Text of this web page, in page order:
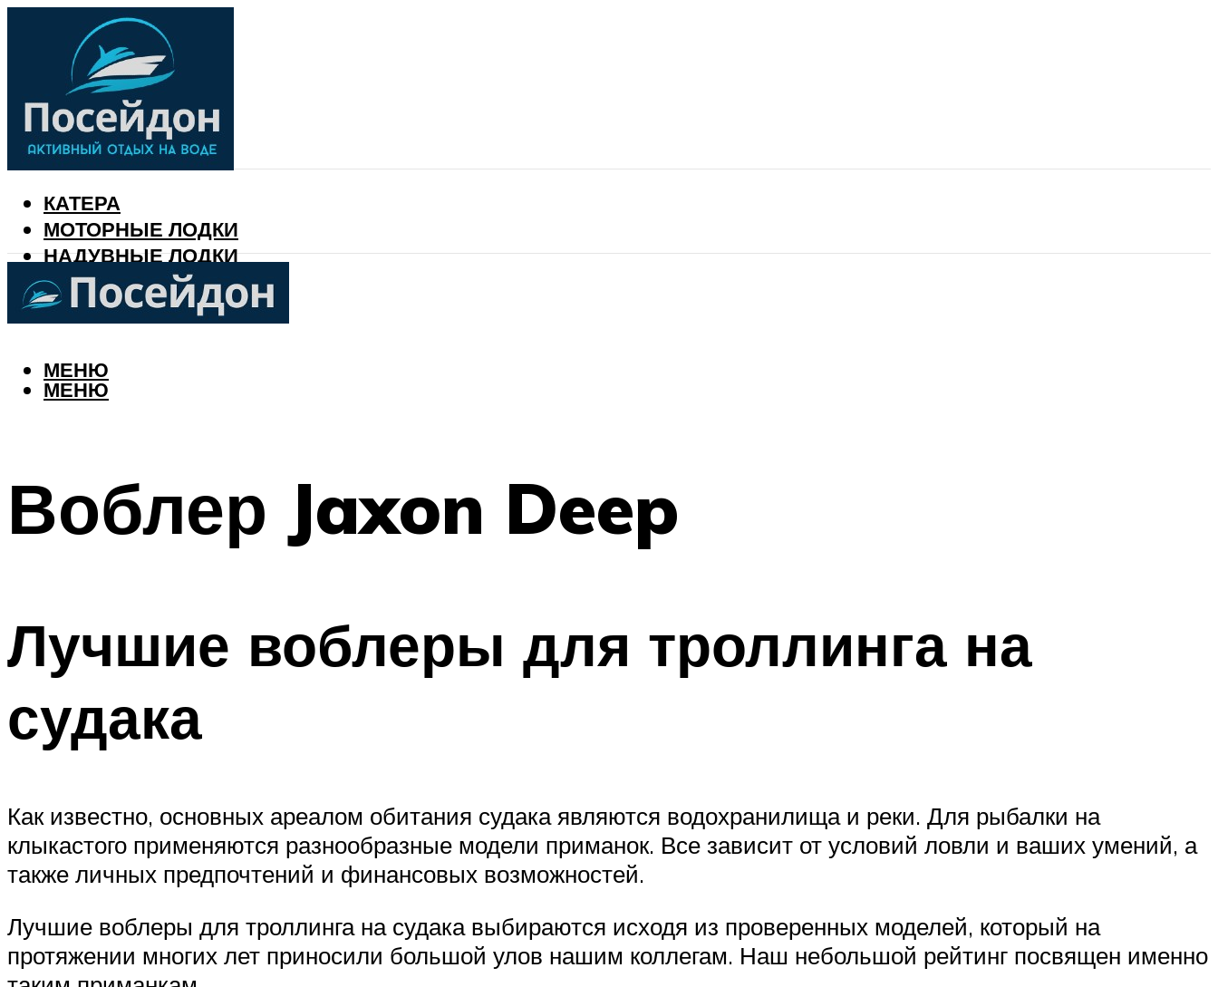
КАТЕРА
МОТОРНЫЕ ЛОДКИ
НАДУВНЫЕ ЛОДКИ
РЫБАЛКА
КАЛЕНДАРЬ РЫБАКА
МЕНЮ
МЕНЮ
Воблер Jaxon Deep
Лучшие воблеры для троллинга на
судака
Как известно, основных ареалом обитания судака являются водохранилища и реки. Для рыбалки на
клыкастого применяются разнообразные модели приманок. Все зависит от условий ловли и ваших умений, а
также личных предпочтений и финансовых возможностей.
Лучшие воблеры для троллинга на судака выбираются исходя из проверенных моделей, который на
протяжении многих лет приносили большой улов нашим коллегам. Наш небольшой рейтинг посвящен именно